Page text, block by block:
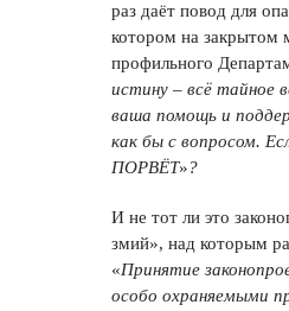
раз даёт повод для
котором на закрытом
профильного
истину – всё тайное
ваша помощь и
как бы с вопросом.
ПОРВЁТ»?
И не тот ли это
змий», над которым
«Принятие
особо охраняемыми